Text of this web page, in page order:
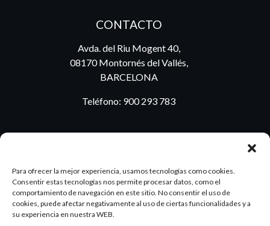
Para ofrecer la mejor experiencia, usamos tecnologías como cookies.
Consentir estas tecnologías nos permite procesar datos, como el
comportamiento de navegación en este sitio. No consentir el uso de
cookies, puede afectar negativamente al uso de ciertas funcionalidades y a
su experiencia en nuestra WEB.
CONTACTO
Avda. del Riu Mogent 40,
08170 Montornés del Vallés,
BARCELONA
Teléfono: 900 293 783